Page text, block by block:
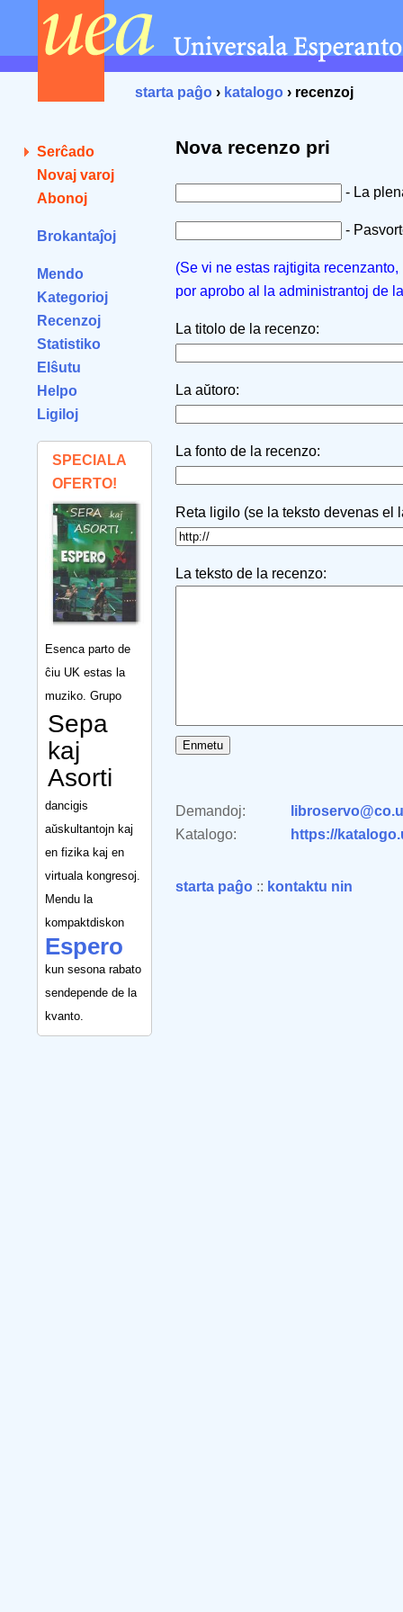
starta paĝo › katalogo › recenzoj
Serĉado
Novaj varoj
Abonoj
Brokantaĵoj
Mendo
Kategorioj
Recenzoj
Statistiko
Elŝutu
Helpo
Ligiloj
SPECIALA
OFERTO!
Esenca parto de
ĉiu UK estas la
muziko. Grupo
Sepa
kaj
Asorti
dancigis
aŭskultantojn kaj
en fizika kaj en
virtuala kongresoj.
Mendu la
kompaktdiskon
Espero
kun sesona rabato
sendepende de la
kvanto.
Nova recenzo pri
- La
-
(Se vi ne estas rajtigita
por aprobo al la administrantoj de
La titolo de la recenzo:
La aŭtoro:
La fonto de la recenzo:
Reta ligilo (se la teksto devenas el
La teksto de la recenzo:
Demandoj:
Katalogo:
https://
starta paĝo :: kontaktu nin